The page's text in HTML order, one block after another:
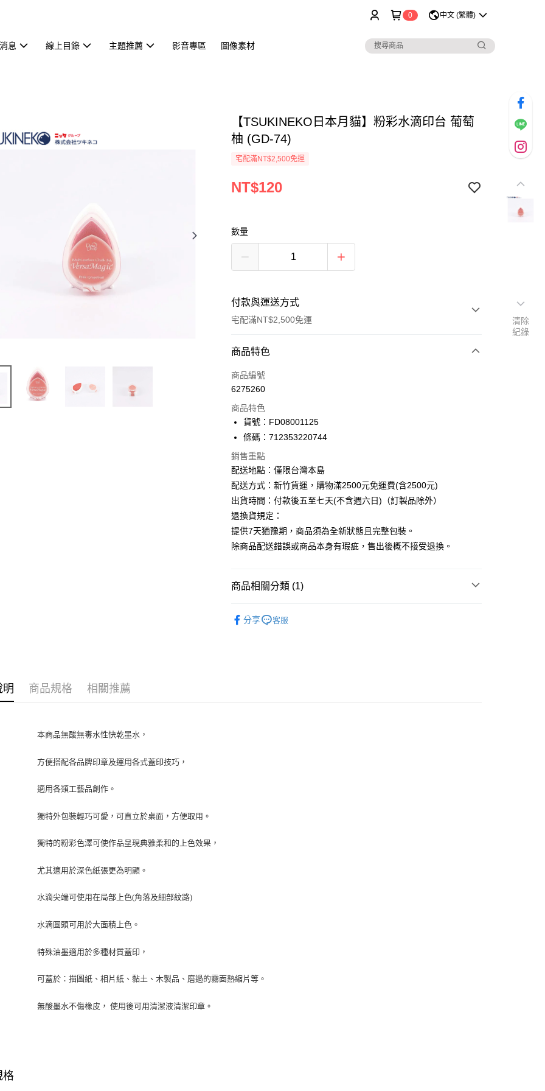
0 中文 (繁體)
息 線上目錄 主題推薦 影音專區 圖像素材
【TSUKINEKO日本月貓】粉彩水滴印台 葡萄
柚 (GD-74)
宅配滿NT$2,500免運
NT$120
數量
付款與運送方式
宅配滿NT$2,500免運
付款方式
信用卡一次付款
街口支付
悠遊付
ATM付款
運送方式
下單前請先詢問庫存
每筆NT$130，滿NT$2,500(含以上)免運費
商品特色
商品編號
6275260
商品特色
貨號：FD08001125
條碼：712353220744
銷售重點
配送地點：僅限台灣本島
配送方式：新竹貨運，購物滿2500元免運費(含2500元)
出貨時間：付款後五至七天(不含週六日)（訂製品除外）
退換貨規定：
提供7天猶豫期，商品須為全新狀態且完整包裝。
除商品配送錯誤或商品本身有瑕疵，售出後概不接受退換。
商品相關分類 (1)
分享
客服
明 商品規格 相關推薦
本商品無酸無毒水性快乾墨水，
方便搭配各品牌印章及運用各式蓋印技巧，
適用各類工藝品創作。
獨特外包裝輕巧可愛，可直立於桌面，方便取用。
獨特的粉彩色澤可使作品呈現典雅柔和的上色效果，
尤其適用於深色紙張更為明顯。
水滴尖端可使用在局部上色(角落及細部紋路)
水滴圓頭可用於大面積上色。
特殊油墨適用於多種材質蓋印，
可蓋於：描圖紙、相片紙、黏土、木製品、磨過的霧面熱縮片等。
無酸墨水不傷橡皮， 使用後可用清潔液清潔印章。
格
清除
紀錄